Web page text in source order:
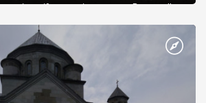
візантійському імператору Василю ІІ, та
язичник, став Василем-християнином.
Русі. На честь Херсонесу Таврійського